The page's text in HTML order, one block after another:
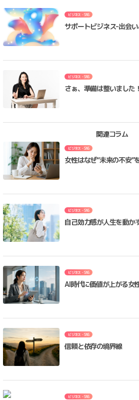
ビジネス・SNS
サポートビジネス-出会
ビジネス・SNS
さぁ、準備は整いました
関連コラム
ビジネス・SNS
女性はなぜ“未来の不安”
ビジネス・SNS
自己効力感が人生を動か
ビジネス・SNS
AI時代に価値が上がる女
ビジネス・SNS
信頼と依存の境界線
ビジネス・SNS